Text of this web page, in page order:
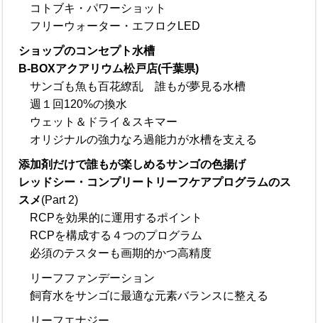
コトブキ・パワーショット
フリーウォーター・エフロクLED
ショップのコンセプト水槽
B-BOXアクアリウム松戸店(千葉県)
サンゴも魚も百花繚乱 誰もが夢見る水槽
週１回120%の換水
ウェット＆ドライ＆スキマー
オリジナルの強力なろ過能力が水槽を支える
添加剤だけで誰もが楽しめるサンゴの色揚げ
レッドシー・コンプリートリーフケアプログラムのス
スメ(Part 2)
RCPを効果的に運用するポイント
RCPを構成する４つのプログラム
必須のテスターも画期的かつ高精度
リーフファンデーション
飼育水をサンゴに最適な元素バランスに整える
リーフエナジー